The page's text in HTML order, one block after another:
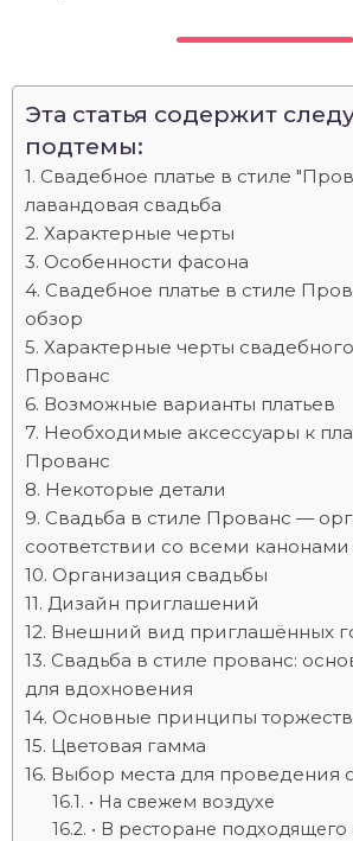
Эта статья содержит
подтемы:
Свадебное платье в стиле
лавандовая свадьба
Характерные черты
Особенности фасона
Свадебное платье в стиле
обзор
Характерные черты свадебного
Прованс
Возможные варианты платьев
Необходимые аксессуары к
Прованс
Некоторые детали
Свадьба в стиле Прованс —
соответствии со всеми канонами
Организация свадьбы
Дизайн приглашений
Внешний вид приглашённых
Свадьба в стиле прованс:
для вдохновения
Основные принципы
Цветовая гамма
Выбор места для проведения
• На свежем воздухе
• В ресторане подходящего